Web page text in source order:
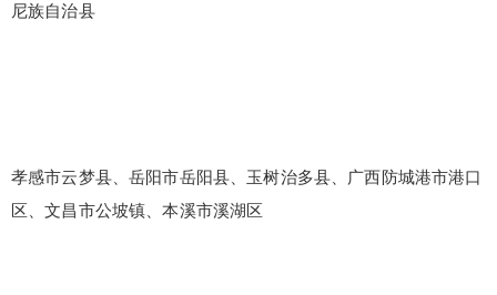
尼族自治县
孝感市云梦县、岳阳市岳阳县、玉树治多县、广西防城港市港口
区、文昌市公坡镇、本溪市溪湖区